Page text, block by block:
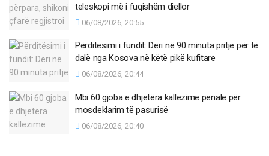
teleskopi më i fuqishëm diellor
06/08/2026, 20:55
Përditësimi i fundit: Deri në 90 minuta pritje për të
dalë nga Kosova në këtë pikë kufitare
06/08/2026, 20:44
Mbi 60 gjoba e dhjetëra kallëzime penale për
mosdeklarim të pasurisë
06/08/2026, 20:40